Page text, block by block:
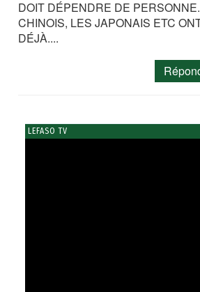
DOIT DÉPENDRE DE
CHINOIS, LES JAPONAIS ETC
DÉJÀ....
LEFASO TV